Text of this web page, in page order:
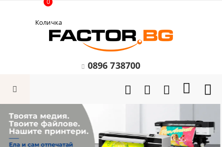
Количка
0
0896 738700